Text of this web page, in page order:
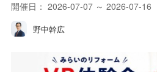
開催日： 2026-07-07 ～ 2026-07-16
野中幹広